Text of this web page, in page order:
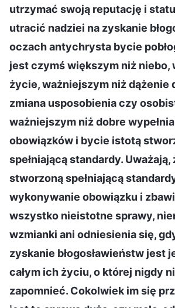
utrzymać swoją reputację i
utracić nadziei na zyskanie
oczach antychrysta bycie
jest czymś większym niż niebo,
życie, ważniejszym niż dążenie
zmiana usposobienia czy
ważniejszym niż dobre
obowiązków i bycie istotą
spełniającą standardy.
stworzoną spełniającą
wykonywanie obowiązku i
wszystko nieistotne sprawy,
wzmianki ani odniesienia się,
zyskanie błogosławieństw jest
całym ich życiu, o której nigdy
zapomnieć. Cokolwiek im się